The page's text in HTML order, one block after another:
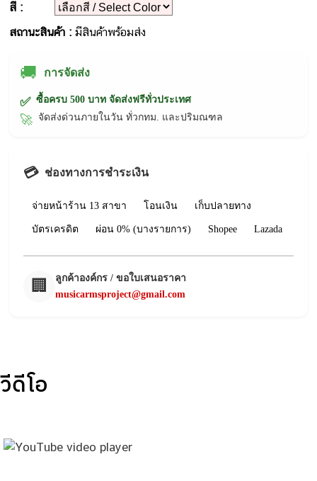
สี :
สถานะสินค้า :มีสินค้าพร้อมส่ง
🚚 การจัดส่ง
✅ ซื้อครบ 500 บาท จัดส่งฟรีทั่วประเทศ
🚀 จัดส่งด่วนภายในวัน ทั่วกทม. และปริมณฑล
💳 ช่องทางการชำระเงิน
จ่ายหน้าร้าน 13 สาขา โอนเงิน เก็บปลายทาง
บัตรเครดิต ผ่อน 0% (บางรายการ) Shopee Lazada
🏢
ลูกค้าองค์กร / ขอใบเสนอราคา
musicarmsproject@gmail.com
วีดีโอ